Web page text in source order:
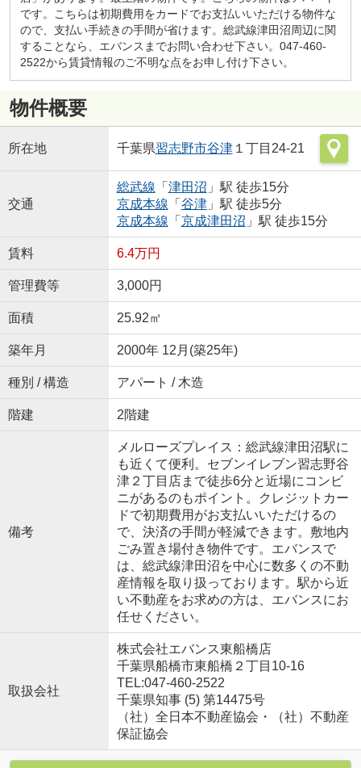
です。こちらは初期費用をカードでお支払いいただける物件な
ので、支払い手続きの手間が省けます。総武線津田沼周辺に関
することなら、エバンスまでお問い合わせ下さい。047-460-
2522から賃貸情報のご不明な点をお申し付け下さい。
物件概要
所在地 千葉県習志野市谷津１丁目24-21
交通
総武線 「 津田沼 」駅 徒歩15分
京成本線 「 谷津」駅 徒歩5分
京成本線 「 京成津田沼 」駅 徒歩15分
賃料 6.4万円
管理費等 3,000円
面積 25.92㎡
築年月 2000年 12月(築25年)
種別 / 構造 アパート / 木造
階建 2階建
備考
メルローズプレイス：総武線津田沼駅に
も近くて便利。セブンイレブン習志野谷
津２丁目店まで徒歩6分と近場にコンビ
ニがあるのもポイント。クレジットカー
ドで初期費用がお支払いいただけるの
で、決済の手間が軽減できます。敷地内
ごみ置き場付き物件です。エバンスで
は、総武線津田沼を中心に数多くの不動
産情報を取り扱っております。駅から近
い不動産をお求めの方は、エバンスにお
任せください。
取扱会社
株式会社エバンス東船橋店
千葉県船橋市東船橋２丁目10-16
TEL:047-460-2522
千葉県知事 (5) 第14475号
（社）全日本不動産協会・（社）不動産
保証協会